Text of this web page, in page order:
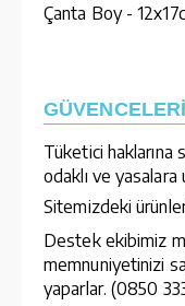
Çanta Boy -
Tüketici haklarına
odaklı ve
Sitemizdeki
Destek ekibimiz
memnuniyetinizi
yaparlar. (0850